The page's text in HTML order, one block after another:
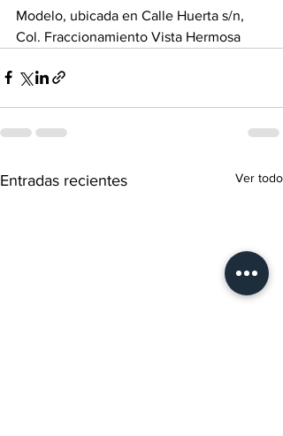
Modelo, ubicada en Calle Huerta s/n,
Col. Fraccionamiento Vista Hermosa
Entradas recientes Ver todo